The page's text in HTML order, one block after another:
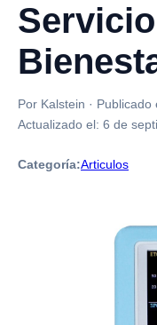
Por Kalstein · Publicado
Actualizado el: 6 de
Categoría:Articulos